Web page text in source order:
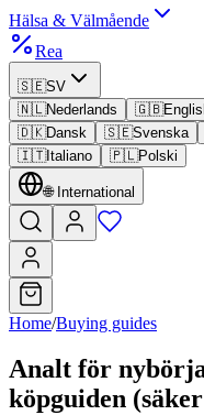
Hälsa & Välmående
Rea
🇸🇪SV
🇳🇱Nederlands 🇬🇧
🇩🇰Dansk 🇸🇪Svenska
🇮🇹Italiano 🇵🇱Polski
🌐 International
Home/Buying guides
Analt för
köpguiden